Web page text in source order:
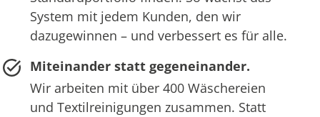
System mit jedem Kunden, den wir
dazugewinnen – und verbessert es für alle.
Miteinander statt gegeneinander.
Wir arbeiten mit über 400 Wäschereien
und Textilreinigungen zusammen. Statt